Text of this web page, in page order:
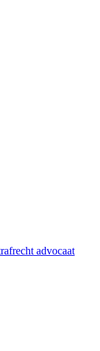
advocaat